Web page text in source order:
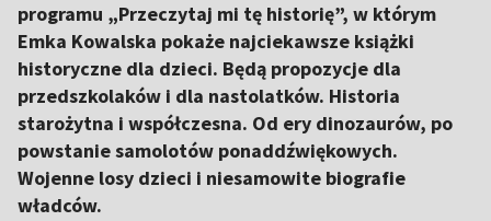
programu „Przeczytaj mi tę historię”, w którym
Emka Kowalska pokaże najciekawsze książki
historyczne dla dzieci. Będą propozycje dla
przedszkolaków i dla nastolatków. Historia
starożytna i współczesna. Od ery dinozaurów, po
powstanie samolotów ponaddźwiękowych.
Wojenne losy dzieci i niesamowite biografie
władców.